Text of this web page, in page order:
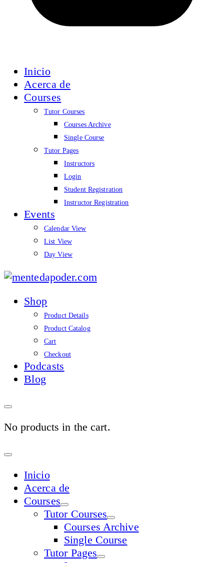
Inicio
Acerca de
Courses
Tutor Courses
Courses Archive
Single Course
Tutor Pages
Instructors
Login
Student Registration
Instructor Registration
Events
Calendar View
List View
Day View
mentedapoder.com
Shop
Product Details
Product Catalog
Cart
Checkout
Podcasts
Blog
No products in the cart.
Sign
Inicio
Acerca de
Courses
Tutor Courses
Courses Archive
Single Course
Tutor Pages